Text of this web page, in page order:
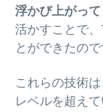
浮かび上がっ
活かすことで
とができたので
これらの技術
レベルを超えて